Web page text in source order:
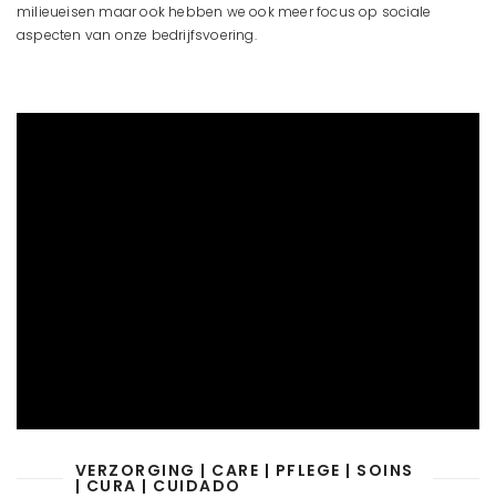
milieueisen maar ook hebben we ook meer focus op sociale
aspecten van onze bedrijfsvoering.
VERZORGING | CARE | PFLEGE | SOINS
| CURA | CUIDADO